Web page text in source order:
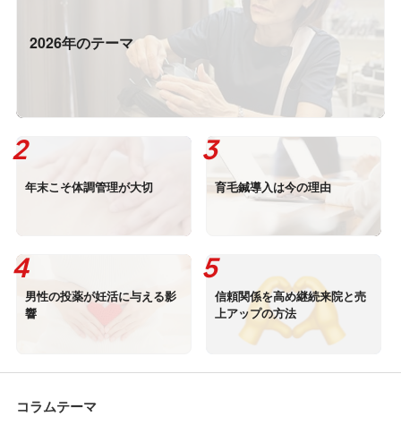
2026年のテーマ
年末こそ体調管理が大切 育毛鍼導入は今の理由
男性の投薬が妊活に与える影
響
信頼関係を高め継続来院と売
上アップの方法
コラムテーマ